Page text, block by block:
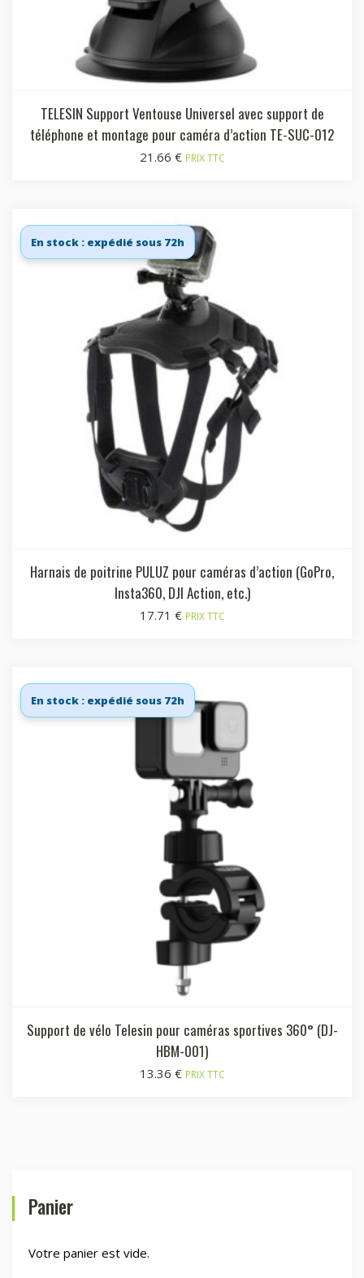
TELESIN Support Ventouse Universel avec support de
téléphone et montage pour caméra d’action TE-SUC-012
21.66 € PRIX TTC
En stock : expédié sous 72h
Harnais de poitrine PULUZ pour caméras d’action (GoPro,
Insta360, DJI Action, etc.)
17.71 € PRIX TTC
En stock : expédié sous 72h
Support de vélo Telesin pour caméras sportives 360° (DJ-
HBM-001)
13.36 € PRIX TTC
Panier
Votre panier est vide.